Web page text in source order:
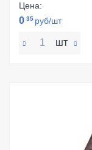
Цена:
0 35 руб/шт
шт